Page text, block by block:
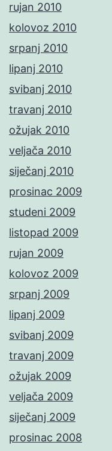
rujan 2010
kolovoz 2010
srpanj 2010
lipanj 2010
svibanj 2010
travanj 2010
ožujak 2010
veljača 2010
siječanj 2010
prosinac 2009
studeni 2009
listopad 2009
rujan 2009
kolovoz 2009
srpanj 2009
lipanj 2009
svibanj 2009
travanj 2009
ožujak 2009
veljača 2009
siječanj 2009
prosinac 2008